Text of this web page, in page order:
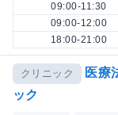
09:00-11:30
09:00-12:00
18:00-21:00
クリニック
医療
ック